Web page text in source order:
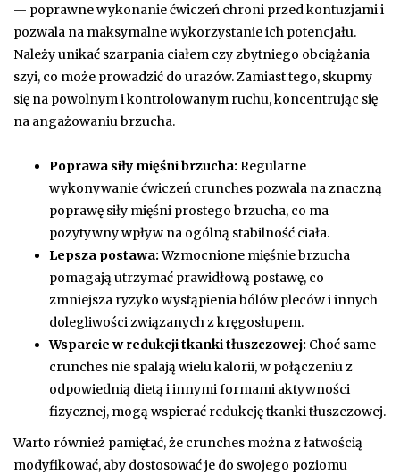
— poprawne wykonanie ćwiczeń chroni przed kontuzjami i
pozwala na maksymalne wykorzystanie ich potencjału.
Należy unikać szarpania ciałem czy zbytniego obciążania
szyi, co może prowadzić do urazów. Zamiast tego, skupmy
się na powolnym i kontrolowanym ruchu, koncentrując się
na angażowaniu brzucha.
Poprawa siły mięśni brzucha: Regularne
wykonywanie ćwiczeń crunches pozwala na znaczną
poprawę siły mięśni prostego brzucha, co ma
pozytywny wpływ na ogólną stabilność ciała.
Lepsza postawa:Wzmocnione mięśnie brzucha
pomagają utrzymać prawidłową postawę, co
zmniejsza ryzyko wystąpienia bólów pleców i innych
dolegliwości związanych z kręgosłupem.
Wsparcie w redukcji tkanki tłuszczowej: Choć same
crunches nie spalają wielu kalorii, w połączeniu z
odpowiednią dietą i innymi formami aktywności
fizycznej, mogą wspierać redukcję tkanki tłuszczowej.
Warto również pamiętać, że crunches można z łatwością
modyfikować, aby dostosować je do swojego poziomu